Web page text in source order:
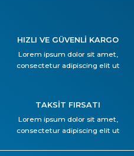
HIZLI VE GÜVENLİ KARGO
Lorem ipsum dolor sit amet,
consectetur adipiscing elit ut
TAKSİT FIRSATI
Lorem ipsum dolor sit amet,
consectetur adipiscing elit ut